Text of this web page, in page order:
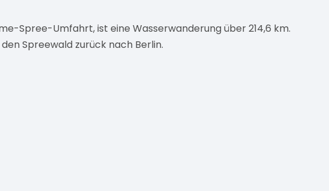
Spree-Umfahrt, ist eine Wasserwanderung über 214,6 km.
Spreewald zurück nach Berlin.